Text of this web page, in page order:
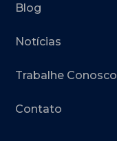
Blog
Notícias
Trabalhe Conosco
Contato